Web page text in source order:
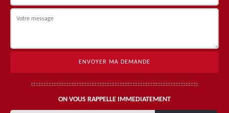
ON VOUS RAPPELLE IMMEDIATEMENT